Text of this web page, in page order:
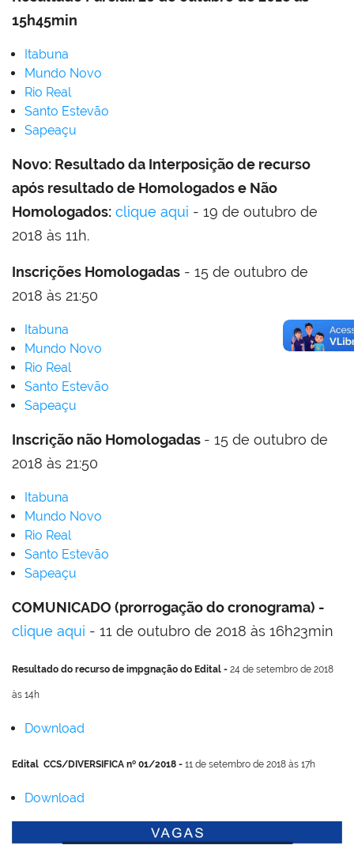
15h45min
Itabuna
Mundo Novo
Rio Real
Santo Estevão
Sapeaçu
Novo: Resultado da Interposição de recurso
após resultado de Homologados e Não
Homologados: clique aqui - 19 de outubro de
2018 às 11h.
Inscrições Homologadas - 15 de outubro de
2018 às 21:50
Itabuna
Mundo Novo
Rio Real
Santo Estevão
Sapeaçu
Inscrição não Homologadas - 15 de outubro de
2018 às 21:50
Itabuna
Mundo Novo
Rio Real
Santo Estevão
Sapeaçu
COMUNICADO (prorrogação do cronograma) -
clique aqui - 11 de outubro de 2018 às 16h23min
Resultado do recurso de impgnação do Edital - 24 de setembro de 2018
às 14h
Download
Edital CCS/DIVERSIFICA nº 01/2018 - 11 de setembro de 2018 às 17h
Download